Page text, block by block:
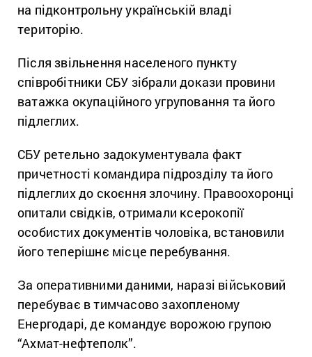
на підконтрольну українській владі
територію.
Після звільнення населеного пункту
співробітники СБУ зібрали докази провини
ватажка окупаційного угруповання та його
підлеглих.
СБУ ретельно задокументувала факт
причетності командира підрозділу та його
підлеглих до скоєння злочину. Правоохоронці
опитали свідків, отримали ксерокопії
особистих документів чоловіка, встановили
його теперішнє місце перебування.
За оперативними даними, наразі військовий
перебуває в тимчасово захопленому
Енергодарі, де командує ворожою групою
“Ахмат-нефтеполк”.